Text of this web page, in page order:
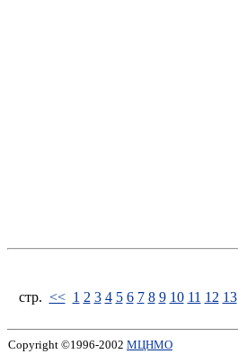
стp. << 1 2 3 4 5 6 7 8 9 10 11 12 13
Copyright ©1996-2002 МЦНМО